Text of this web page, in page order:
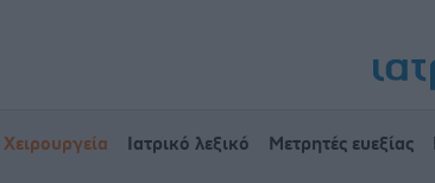
Ιατρικό λεξικό Μετρητές ευεξίας